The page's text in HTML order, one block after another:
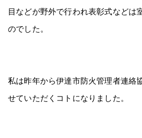
目などが野外で行われ表彰式などは
のでした。
私は昨年から伊達市防火管理者連絡
せていただくコトになりました。